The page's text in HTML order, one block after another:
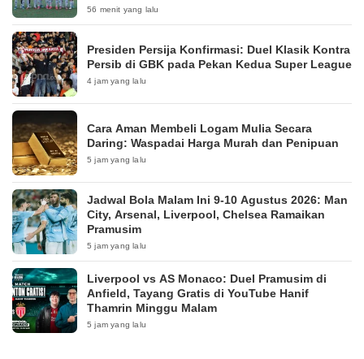
56 menit yang lalu
Presiden Persija Konfirmasi: Duel Klasik Kontra
Persib di GBK pada Pekan Kedua Super League
4 jam yang lalu
Cara Aman Membeli Logam Mulia Secara
Daring: Waspadai Harga Murah dan Penipuan
5 jam yang lalu
Jadwal Bola Malam Ini 9-10 Agustus 2026: Man
City, Arsenal, Liverpool, Chelsea Ramaikan
Pramusim
5 jam yang lalu
Liverpool vs AS Monaco: Duel Pramusim di
Anfield, Tayang Gratis di YouTube Hanif
Thamrin Minggu Malam
5 jam yang lalu